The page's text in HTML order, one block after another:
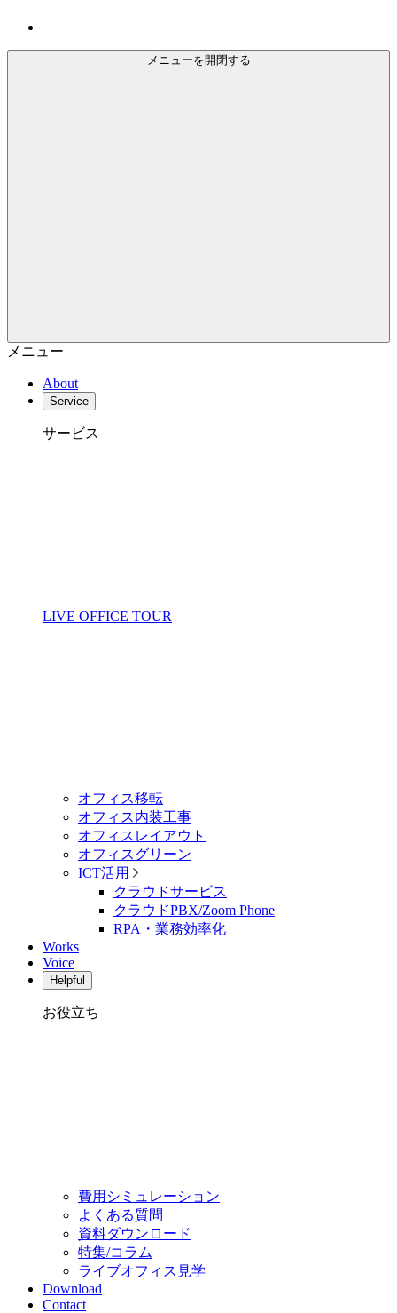
メニューを開閉する
メニュー
About
Service
サービス
LIVE OFFICE TOUR
オフィス移転
オフィス内装工事
オフィスレイアウト
オフィスグリーン
ICT活用
クラウドサービス
クラウドPBX/Zoom Phone
RPA・業務効率化
Works
Voice
Helpful
お役立ち
費用シミュレーション
よくある質問
資料ダウンロード
特集/コラム
ライブオフィス見学
Download
Contact